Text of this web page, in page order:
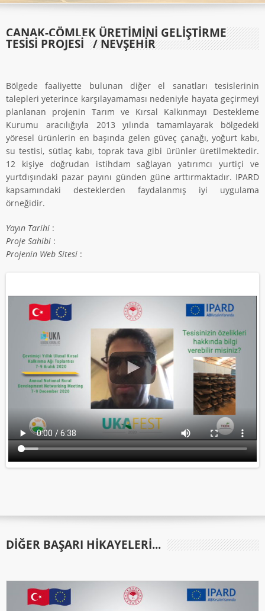
ÇANAK-ÇÖMLEK ÜRETIMINI GELIŞTIRME
TESISI PROJESI / NEVŞEHİR
Bölgede faaliyette bulunan diğer el sanatları tesislerinin
talepleri yeterince karşılayamaması nedeniyle hayata geçirmeyi
planlanan projenin Tarım ve Kırsal Kalkınmayı Destekleme
Kurumu aracılığıyla 2013 yılında tamamlayarak bölgedeki
yöresel ürünlerin en başında gelen güveç çanağı, yoğurt kabı,
su testisi, sütlaç kabı, toprak tava gibi ürünler üretilmektedir.
12 kişiye doğrudan istihdam sağlayan yatırımcı yurtiçi ve
yurtdışındaki pazar payını günden güne arttırmaktadır. IPARD
kapsamındaki desteklerden faydalanmış iyi uygulama
örneğidir.
Yayın Tarihi :
Proje Sahibi :
Projenin Web Sitesi :
DIĞER BAŞARI HIKAYELERI...